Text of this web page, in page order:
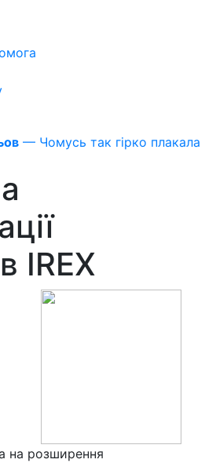
— Чомусь так гірко плакала
IREX
на розширення